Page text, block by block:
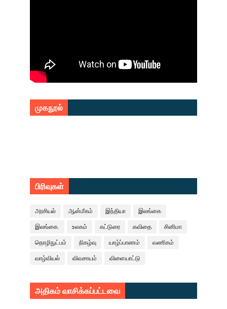
முகநூல்
பிரிவுகள்
அரசியல் ஆன்மீகம் இந்தியா இலங்கை
இலங்கை. உலகம் கட்டுரை கவிதை சினிமா
தொழிநுட்பம் நிகழ்வு யாழ்ப்பாணம் வணிகம்
வாழ்வியல் விவசாயம் விளையாட்டு
அதிகம் வாசிக்கப்பட்டவை